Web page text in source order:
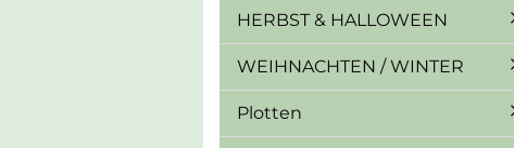
HERBST & HALLOWEEN
WEIHNACHTEN / WINTER
Plotten